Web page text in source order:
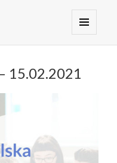
WIDGETY
15.02.2021